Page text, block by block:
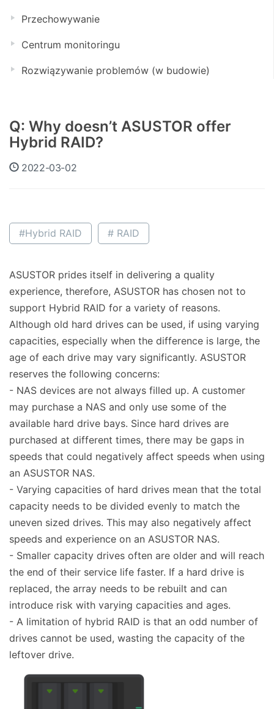
Przechowywanie
Centrum monitoringu
Rozwiązywanie problemów (w budowie)
Q: Why doesn’t ASUSTOR offer
Hybrid RAID?
2022-03-02
#Hybrid RAID # RAID
ASUSTOR prides itself in delivering a quality
experience, therefore, ASUSTOR has chosen not to
support Hybrid RAID for a variety of reasons.
Although old hard drives can be used, if using varying
capacities, especially when the difference is large, the
age of each drive may vary significantly. ASUSTOR
reserves the following concerns:
- NAS devices are not always filled up. A customer
may purchase a NAS and only use some of the
available hard drive bays. Since hard drives are
purchased at different times, there may be gaps in
speeds that could negatively affect speeds when using
an ASUSTOR NAS.
- Varying capacities of hard drives mean that the total
capacity needs to be divided evenly to match the
uneven sized drives. This may also negatively affect
speeds and experience on an ASUSTOR NAS.
- Smaller capacity drives often are older and will reach
the end of their service life faster. If a hard drive is
replaced, the array needs to be rebuilt and can
introduce risk with varying capacities and ages.
- A limitation of hybrid RAID is that an odd number of
drives cannot be used, wasting the capacity of the
leftover drive.